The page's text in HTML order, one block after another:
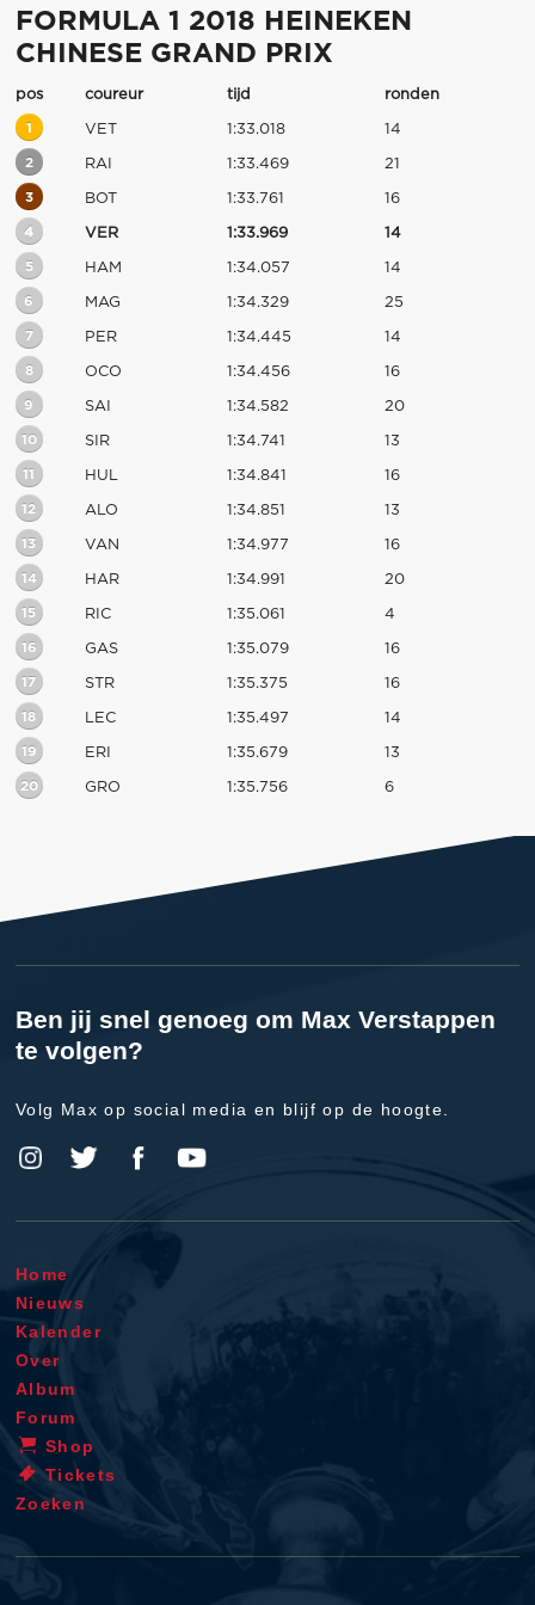
FORMULA 1 2018 HEINEKEN
CHINESE GRAND PRIX
pos coureur tijd ronden
1 VET 1:33.018 14
2 RAI 1:33.469 21
3 BOT 1:33.761 16
4 VER 1:33.969 14
5 HAM 1:34.057 14
6 MAG 1:34.329 25
7 PER 1:34.445 14
8 OCO 1:34.456 16
9 SAI 1:34.582 20
10 SIR 1:34.741 13
11 HUL 1:34.841 16
12 ALO 1:34.851 13
13 VAN 1:34.977 16
14 HAR 1:34.991 20
15 RIC 1:35.061 4
16 GAS 1:35.079 16
17 STR 1:35.375 16
18 LEC 1:35.497 14
19 ERI 1:35.679 13
20 GRO 1:35.756 6
Ben jij snel genoeg om Max Verstappen
te volgen?
Volg Max op social media en blijf op de hoogte.
Home
Nieuws
Kalender
Over
Album
Forum
Shop
Tickets
Zoeken